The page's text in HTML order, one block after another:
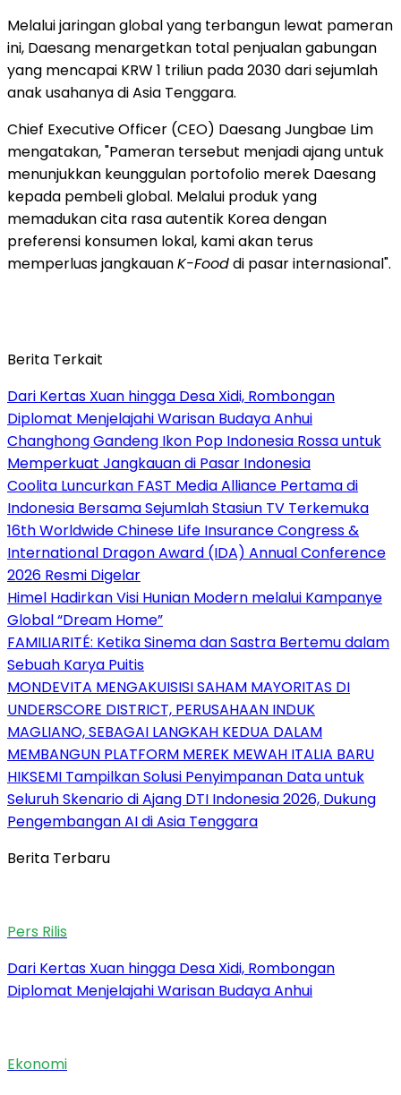
Melalui jaringan global yang terbangun lewat pameran
ini, Daesang menargetkan total penjualan gabungan
yang mencapai KRW 1 triliun pada 2030 dari sejumlah
anak usahanya di Asia Tenggara.
Chief Executive Officer (CEO) Daesang Jungbae Lim
mengatakan, "Pameran tersebut menjadi ajang untuk
menunjukkan keunggulan portofolio merek Daesang
kepada pembeli global. Melalui produk yang
memadukan cita rasa autentik Korea dengan
preferensi konsumen lokal, kami akan terus
memperluas jangkauanK-Fooddi pasar internasional".
Berita Terkait
Dari Kertas Xuan hingga Desa Xidi, Rombongan
Diplomat Menjelajahi Warisan Budaya Anhui
Changhong Gandeng Ikon Pop Indonesia Rossa untuk
Memperkuat Jangkauan di Pasar Indonesia
Coolita Luncurkan FAST Media Alliance Pertama di
Indonesia Bersama Sejumlah Stasiun TV Terkemuka
16th Worldwide Chinese Life Insurance Congress &
International Dragon Award (IDA) Annual Conference
2026 Resmi Digelar
Himel Hadirkan Visi Hunian Modern melalui Kampanye
Global “Dream Home”
FAMILIARITÉ: Ketika Sinema dan Sastra Bertemu dalam
Sebuah Karya Puitis
MONDEVITA MENGAKUISISI SAHAM MAYORITAS DI
UNDERSCORE DISTRICT, PERUSAHAAN INDUK
MAGLIANO, SEBAGAI LANGKAH KEDUA DALAM
MEMBANGUN PLATFORM MEREK MEWAH ITALIA BARU
HIKSEMI Tampilkan Solusi Penyimpanan Data untuk
Seluruh Skenario di Ajang DTI Indonesia 2026, Dukung
Pengembangan AI di Asia Tenggara
Berita Terbaru
Pers Rilis
Dari Kertas Xuan hingga Desa Xidi, Rombongan
Diplomat Menjelajahi Warisan Budaya Anhui
Ekonomi